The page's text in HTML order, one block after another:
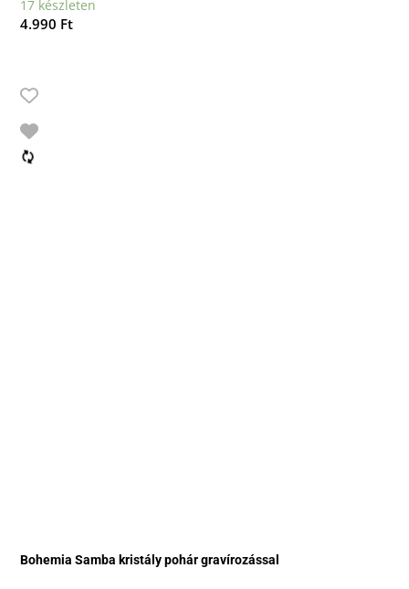
17 készleten
4.990 Ft
Bohemia Samba kristály pohár gravírozással